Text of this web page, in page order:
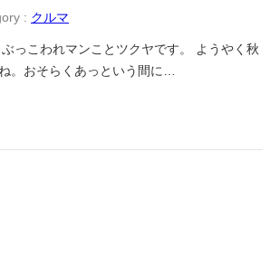
: クルマ
っこわれマンことツクヤです。 ようやく秋
。おそらくあっという間に…